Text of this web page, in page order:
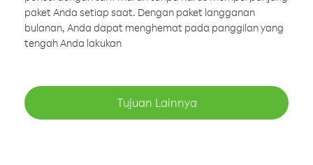
paket Anda setiap saat. Dengan paket langganan
bulanan, Anda dapat menghemat pada panggilan yang
tengah Anda lakukan
Tujuan Lainnya